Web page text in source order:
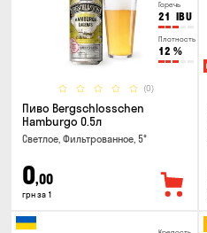
Горечь
21 IBU
Плотность
12 %
(0)
Пиво Bergschlosschen
Hamburgo 0.5л
Светлое, Фильтрованное, 5°
0,00
грн за 1